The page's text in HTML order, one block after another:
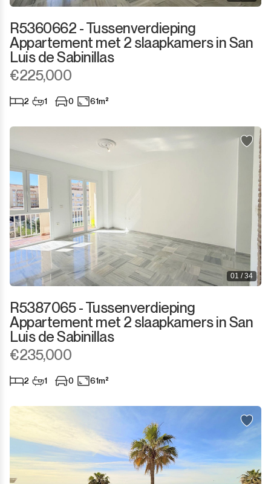
R5360662 - Tussenverdieping
Appartement met 2 slaapkamers in San
Luis de Sabinillas
€225,000
2 1 0 61m²
01 / 34
R5387065 - Tussenverdieping
Appartement met 2 slaapkamers in San
Luis de Sabinillas
€235,000
2 1 0 61m²